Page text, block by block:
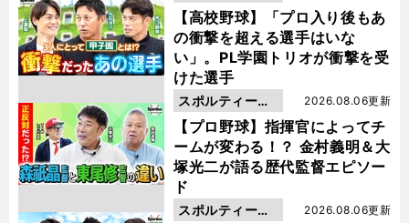
【高校野球】「プロ入り後もあ
の衝撃を超える選手はいな
い」。PL学園トリオが衝撃を受
けた選手
動画
【プロ野球】指揮官によってチ
ームが変わる！？ 金村義明＆大
塚光二が語る歴代監督エピソー
ド
2026.08.06更新
スポルティーバ
動画
2026.08.06更新
スポルティーバ